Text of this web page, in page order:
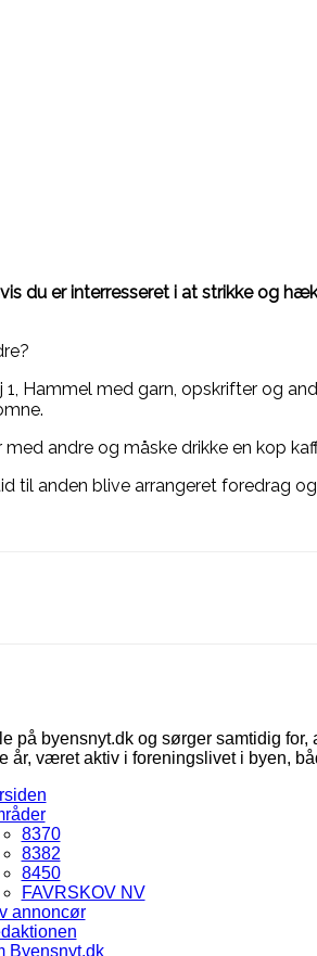
du er interresseret i at strikke og
Hammel med garn, opskrifter og
andre og måske drikke en kop
til anden blive arrangeret foredrag
på byensnyt.dk og sørger samtidig
år, været aktiv i foreningslivet i byen,
8370
8382
8450
FAVRSKOV NV
annoncør
Byensnyt.dk